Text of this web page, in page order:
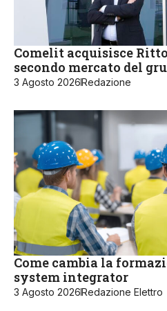
Comelit acquisisce
secondo mercato del
3 Agosto 2026Redazione
Come cambia la
system integrator
3 Agosto 2026Redazione Elettro